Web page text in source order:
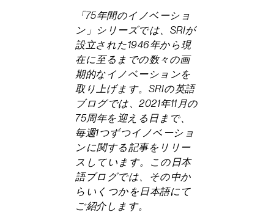
「75年間のイノベーショ
ン」シリーズでは、SRIが
設立された1946年から現
在に至るまでの数々の画
期的なイノベーションを
取り上げます。SRIの英語
ブログでは、2021年11月の
75周年を迎える日まで、
毎週1つずつイノベーショ
ンに関する記事をリリー
スしています。この日本
語ブログでは、その中か
らいくつかを日本語にて
ご紹介します。